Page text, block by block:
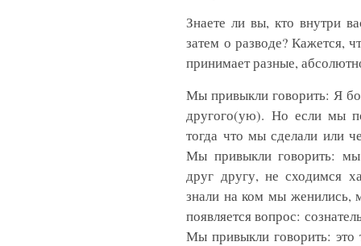
Знаете ли вы, кто внутри
затем о разводе? Кажется,
принимает разные,
Мы привыкли говорить: Я
другого(ую). Но если мы
тогда что мы сделали или
Мы привыкли говорить:
друг другу, не сходимся
знали на ком мы женились,
появляется вопрос:
Мы привыкли говорить: